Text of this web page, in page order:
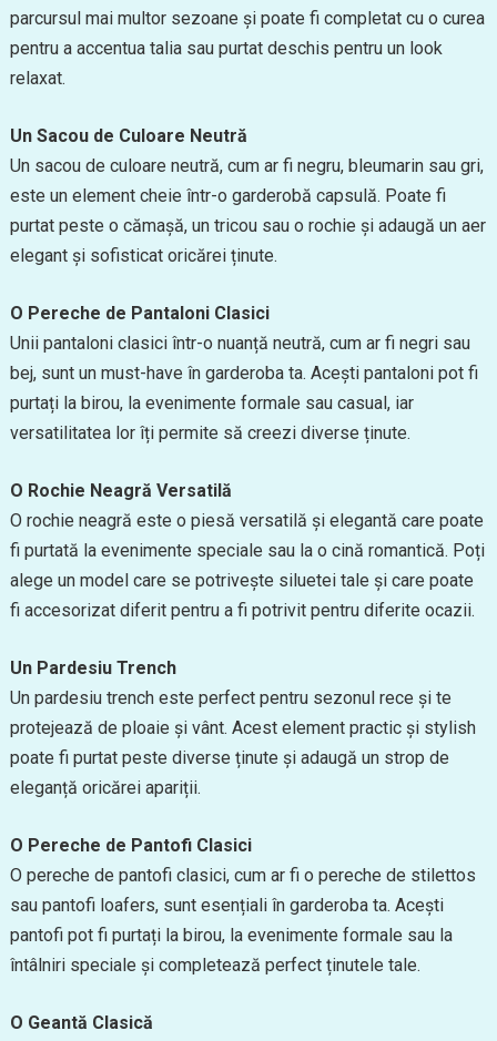
parcursul mai multor sezoane și poate fi completat cu o curea
pentru a accentua talia sau purtat deschis pentru un look
relaxat.
Un Sacou de Culoare Neutră
Un sacou de culoare neutră, cum ar fi negru, bleumarin sau gri,
este un element cheie într-o garderobă capsulă. Poate fi
purtat peste o cămașă, un tricou sau o rochie și adaugă un aer
elegant și sofisticat oricărei ținute.
O Pereche de Pantaloni Clasici
Unii pantaloni clasici într-o nuanță neutră, cum ar fi negri sau
bej, sunt un must-have în garderoba ta. Acești pantaloni pot fi
purtați la birou, la evenimente formale sau casual, iar
versatilitatea lor îți permite să creezi diverse ținute.
O Rochie Neagră Versatilă
O rochie neagră este o piesă versatilă și elegantă care poate
fi purtată la evenimente speciale sau la o cină romantică. Poți
alege un model care se potrivește siluetei tale și care poate
fi accesorizat diferit pentru a fi potrivit pentru diferite ocazii.
Un Pardesiu Trench
Un pardesiu trench este perfect pentru sezonul rece și te
protejează de ploaie și vânt. Acest element practic și stylish
poate fi purtat peste diverse ținute și adaugă un strop de
eleganță oricărei apariții.
O Pereche de Pantofi Clasici
O pereche de pantofi clasici, cum ar fi o pereche de stilettos
sau pantofi loafers, sunt esențiali în garderoba ta. Acești
pantofi pot fi purtați la birou, la evenimente formale sau la
întâlniri speciale și completează perfect ținutele tale.
O Geantă Clasică